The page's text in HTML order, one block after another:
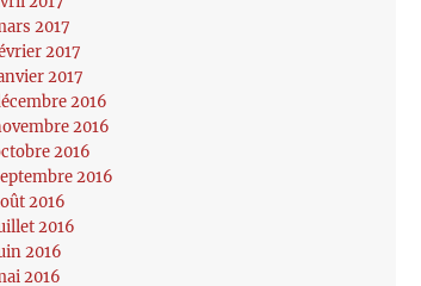
2017
2017
2017
2016
2016
2016
2016
2016
2016
2016
2016